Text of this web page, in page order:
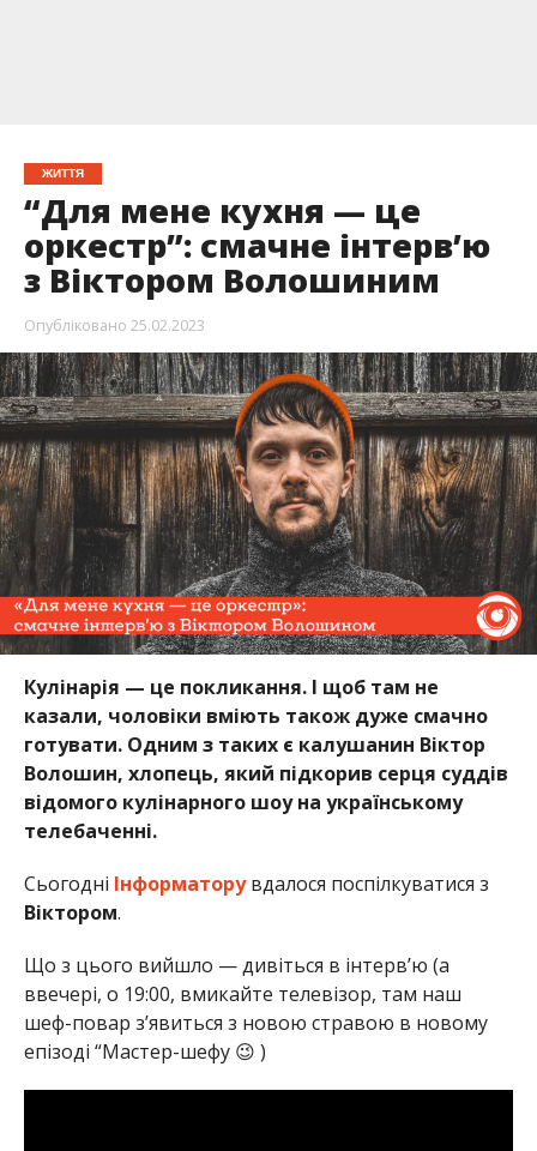
ЖИТТЯ
“Для мене кухня — це
оркестр”: смачне інтерв’ю
з Віктором Волошиним
Опубліковано 25.02.2023
Кулінарія — це покликання. І щоб там не
казали, чоловіки вміють також дуже смачно
готувати. Одним з таких є калушанин Віктор
Волошин, хлопець, який підкорив серця суддів
відомого кулінарного шоу на українському
телебаченні.
Сьогодні Інформаторувдалося поспілкуватися з
Віктором.
Що з цього вийшло — дивіться в інтерв’ю (а
ввечері, о 19:00, вмикайте телевізор, там наш
шеф-повар з’явиться з новою стравою в новому
епізоді “Мастер-шефу 😉 )